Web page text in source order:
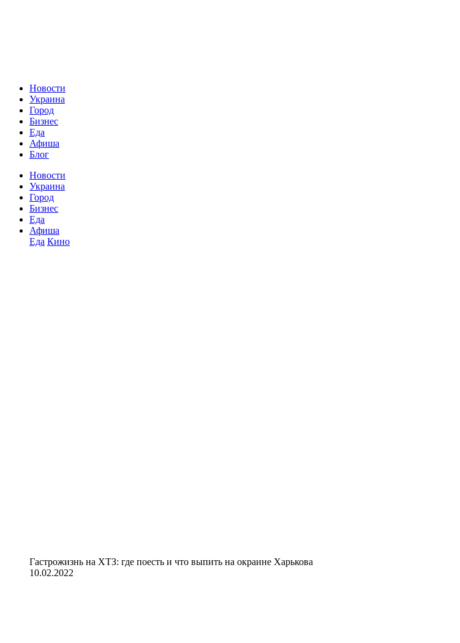
Новости
Украина
Город
Бизнес
Еда
Афиша
Блог
Новости
Украина
Город
Бизнес
Еда
Афиша
Еда Кино
Гастрожизнь на ХТЗ: где поесть и что выпить на окраине Харькова
10.02.2022